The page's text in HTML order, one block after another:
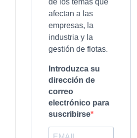
de los temas que
afectan a las
empresas, la
industria y la
gestión de flotas.
Introduzca su
dirección de
correo
electrónico para
suscribirse